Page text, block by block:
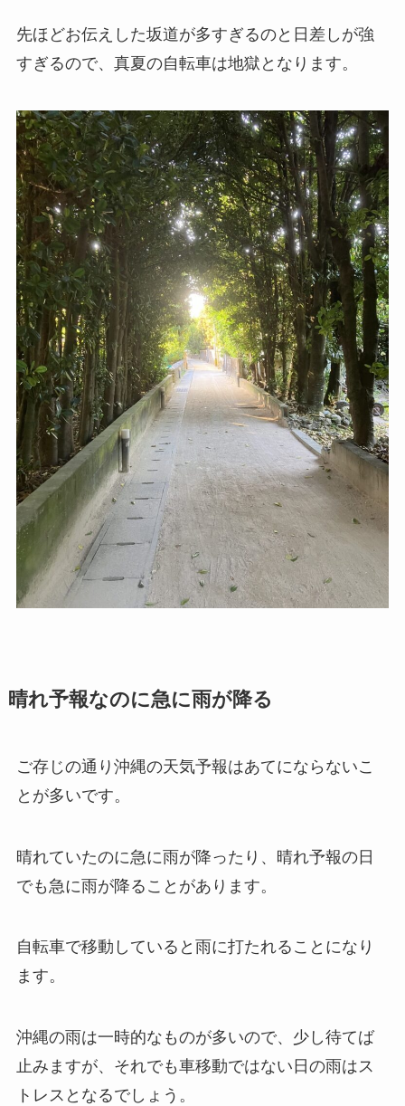
先ほどお伝えした坂道が多すぎるのと日差しが強
すぎるので、真夏の自転車は地獄となります。
晴れ予報なのに急に雨が降る
ご存じの通り沖縄の天気予報はあてにならないこ
とが多いです。
晴れていたのに急に雨が降ったり、晴れ予報の日
でも急に雨が降ることがあります。
自転車で移動していると雨に打たれることになり
ます。
沖縄の雨は一時的なものが多いので、少し待てば
止みますが、それでも車移動ではない日の雨はス
トレスとなるでしょう。